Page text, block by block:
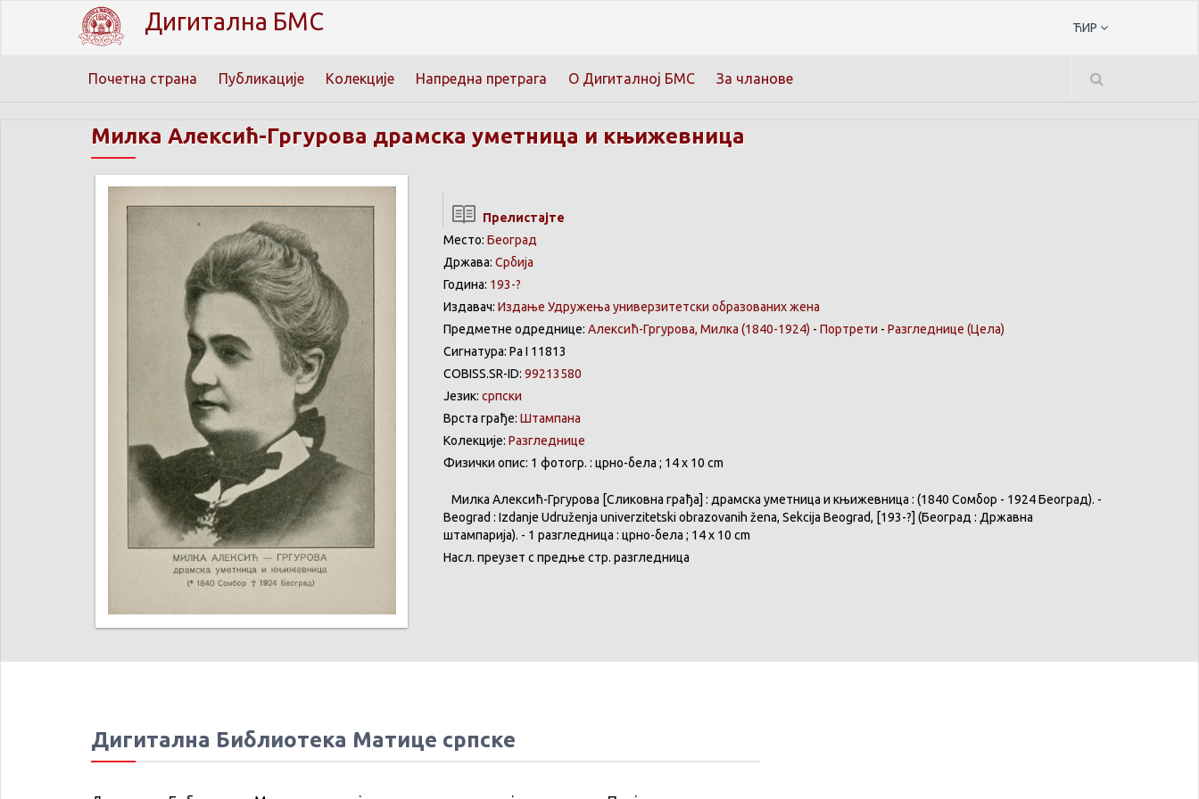
Дигитална БМС ЋИР
Почетна страна Публикације Колекције Напредна претрага О Дигиталној БМС За чланове
Милка Алексић-Гргурова драмска уметница и књижевница
Прелистајте
Место: Београд
Држава: Србија
Година: 193-?
Издавач: Издање Удружења универзитетски образованих жена
Предметне одреднице: Алексић-Гргурова, Милка (1840-1924) - Портрети - Разгледнице (Цела)
Сигнатура: Ра I 11813
COBISS.SR-ID: 99213580
Језик: српски
Врста грађе: Штампана
Колекције: Разгледнице
Физички опис: 1 фотогр. : црно-бела ; 14 x 10 cm
Милка Алексић-Гргурова [Сликовна грађа] : драмска уметница и књижевница : (1840 Сомбор - 1924Београд). -
Beograd : Izdanje Udruženja univerzitetski obrazovanih žena, Sekcija Beograd, [193-?] (Београд : Државна
штампарија). - 1 разгледница : црно-бела ; 14 x 10 cm
Насл. преузет с предње стр. разгледница
Дигитална Библиотека Матице српске